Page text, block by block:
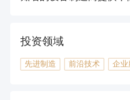
投资领域
先进制造 前沿技术 企业